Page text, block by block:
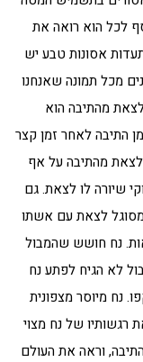
לכל הוא רואה את
אסונות טבע יש
מכל תמונה שאנחנו
מהתיבה הוא
התיבה לאחר זמן קצר
לצאת מהתיבה על אף
שיורה לו לצאת. גם
מסוגל לצאת עם אשתו
נח חושש שהמבול
לא הגיח לפתע נח
נח מיוסר מצפונית
רגשותיו של נח מצוי
וראה את העולם